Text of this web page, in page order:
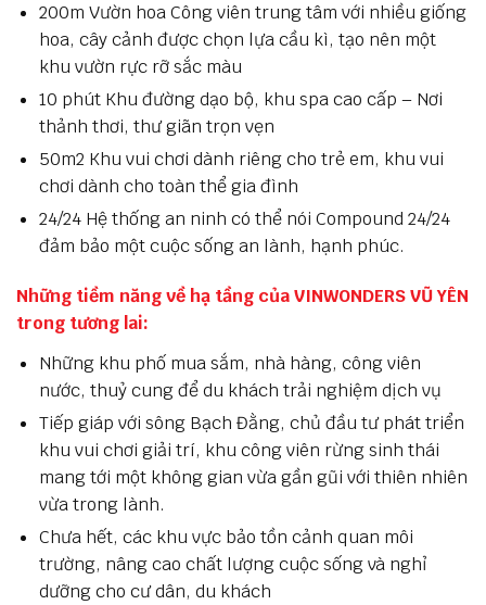
200m Vườn hoa Công viên trung tâm với nhiều giống
hoa, cây cảnh được chọn lựa cầu kì, tạo nên một
khu vườn rực rỡ sắc màu
10 phút Khu đường dạo bộ, khu spa cao cấp – Nơi
thảnh thơi, thư giãn trọn vẹn
50m2 Khu vui chơi dành riêng cho trẻ em, khu vui
chơi dành cho toàn thể gia đình
24/24 Hệ thống an ninh có thể nói Compound 24/24
đảm bảo một cuộc sống an lành, hạnh phúc.
Những tiềm năng về hạ tầng của VINWONDERS VŨ YÊN
trong tương lai:
Những khu phố mua sắm, nhà hàng, công viên
nước, thuỷ cung để du khách trải nghiệm dịch vụ
Tiếp giáp với sông Bạch Đằng, chủ đầu tư phát triển
khu vui chơi giải trí, khu công viên rừng sinh thái
mang tới một không gian vừa gần gũi với thiên nhiên
vừa trong lành.
Chưa hết, các khu vực bảo tồn cảnh quan môi
trường, nâng cao chất lượng cuộc sống và nghỉ
dưỡng cho cư dân, du khách